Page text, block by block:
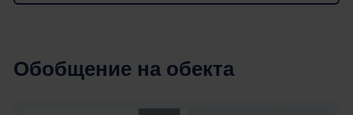
Обобщение на обекта